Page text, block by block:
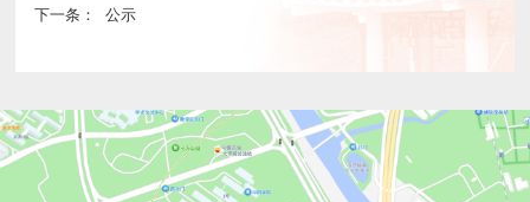
下一条： 公示